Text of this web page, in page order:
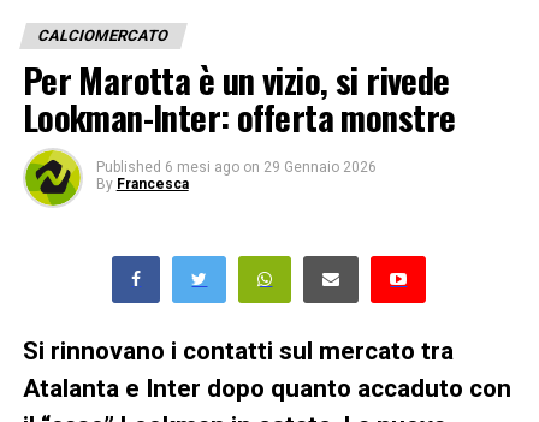
CALCIOMERCATO
Per Marotta è un vizio, si rivede
Lookman-Inter: offerta monstre
Published 6 mesi ago on 29 Gennaio 2026
By Francesca
Si rinnovano i contatti sul mercato tra
Atalanta e Inter dopo quanto accaduto con